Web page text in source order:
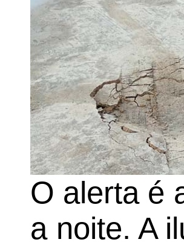
O alerta é
a noite. A